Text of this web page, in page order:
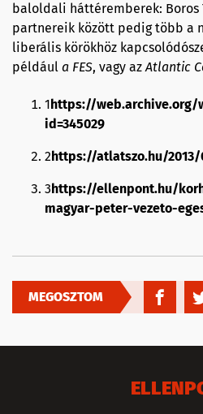
baloldali háttéremberek: Boros
partnereik között pedig több a
liberális körökhöz
például a FES, vagy azAtlantic
1 https://web.archive.org/
id=345029
2 https://atlatszo.hu/
3 https://ellenpont.hu/
magyar-peter-vezeto-
MEGOSZTOM